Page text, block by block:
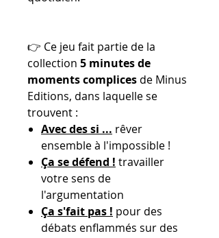
👉 Ce jeu fait partie de la
collection 5 minutes de
moments complices de Minus
Editions, dans laquelle se
trouvent :
Avec des si ... rêver
ensemble à l'impossible !
Ça se défend ! travailler
votre sens de
l'argumentation
Ça s'fait pas ! pour des
débats enflammés sur des